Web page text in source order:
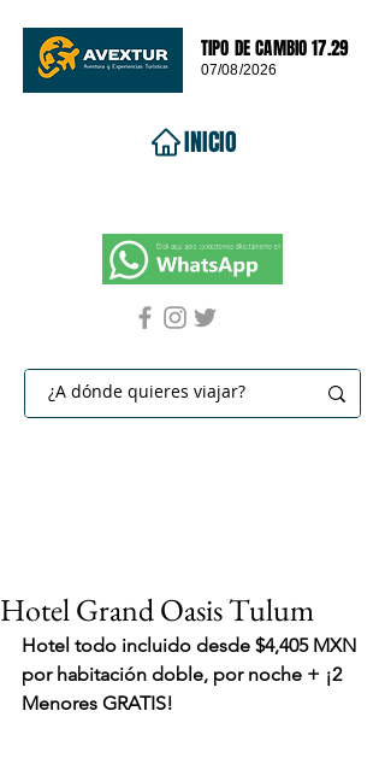
TIPO DE CAMBIO 17.29
07/08/2026
INICIO
Hotel Grand Oasis Tulum
Hotel todo incluido desde $4,405 MXN
por habitación doble, por noche + ¡2
Menores GRATIS!